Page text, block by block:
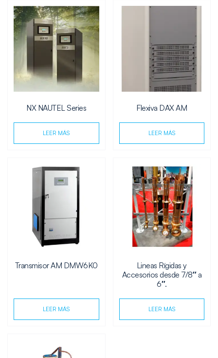
NX NAUTEL Series
LEER MÁS
Flexiva DAX AM
LEER MÁS
Transmisor AM DMW6K0
LEER MÁS
Lineas Rígidas y
Accesorios desde 7/8″ a
6″.
LEER MÁS